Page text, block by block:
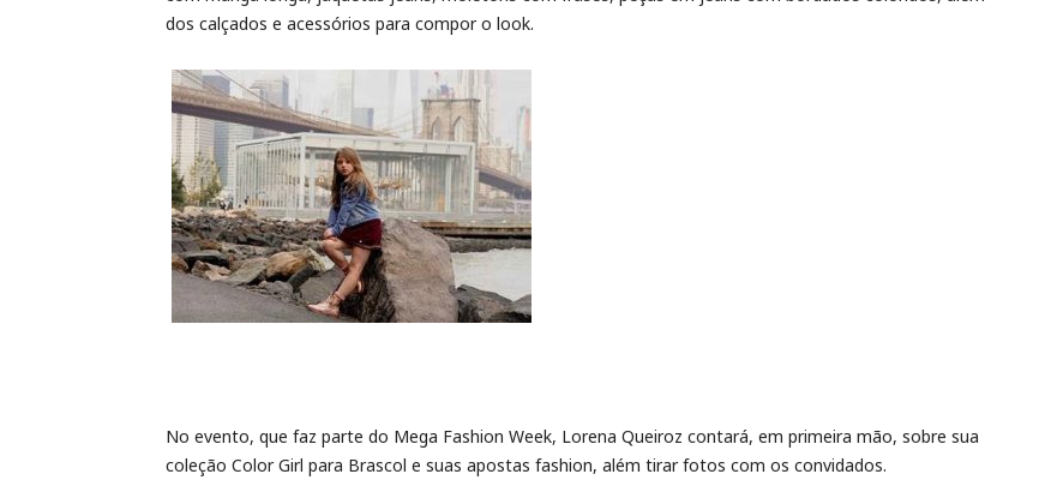
dos calçados e acessórios para compor o look.
No evento, que faz parte do Mega Fashion Week, Lorena Queiroz contará, em primeira mão, sobre sua
coleção Color Girl para Brascol e suas apostas fashion, além tirar fotos com os convidados.